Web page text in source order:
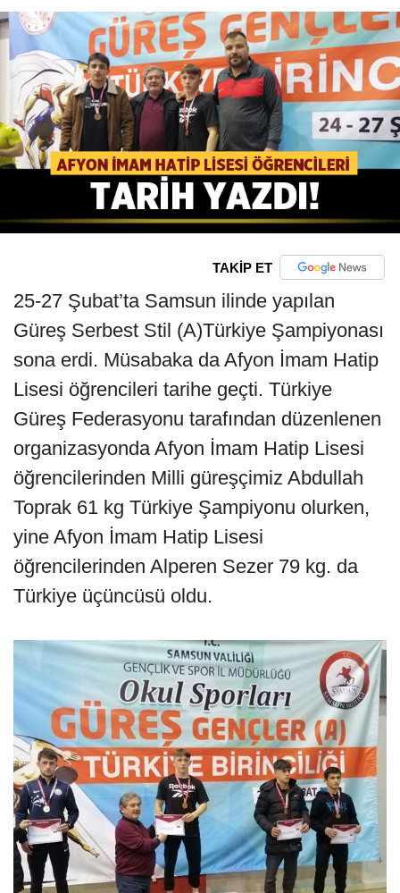
TAKİP ET
25-27 Şubat’ta Samsun ilinde yapılan
Güreş Serbest Stil (A)Türkiye Şampiyonası
sona erdi. Müsabaka da Afyon İmam Hatip
Lisesi öğrencileri tarihe geçti. Türkiye
Güreş Federasyonu tarafından düzenlenen
organizasyonda Afyon İmam Hatip Lisesi
öğrencilerinden Milli güreşçimiz Abdullah
Toprak 61 kg Türkiye Şampiyonu olurken,
yine Afyon İmam Hatip Lisesi
öğrencilerinden Alperen Sezer 79 kg. da
Türkiye üçüncüsü oldu.